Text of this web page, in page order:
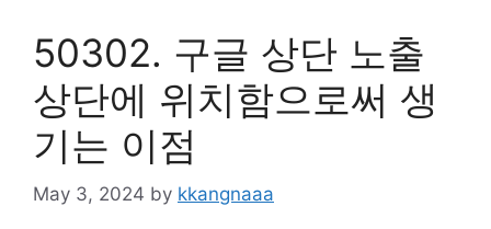
50302. 구글 상단 노출
상단에 위치함으로써 생
기는 이점
May 3, 2024 by kkangnaaa